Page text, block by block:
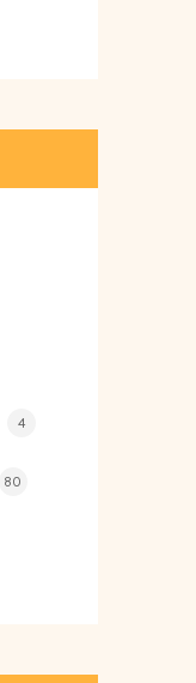
4
80